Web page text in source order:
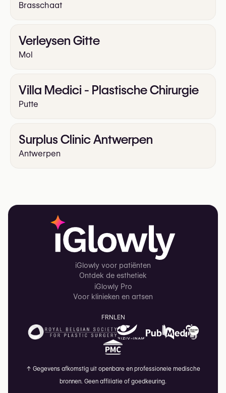
Brasschaat
Verleysen Gitte
Mol
Villa Medici - Plastische Chirurgie
Putte
Surplus Clinic Antwerpen
Antwerpen
iGlowly voor patiënten
Ontdek de esthetiek
iGlowly Pro
Voor klinieken en artsen
FRNLEN
↑ Gegevens afkomstig uit openbare en professionele medische
bronnen. Geen affiliatie of goedkeuring.